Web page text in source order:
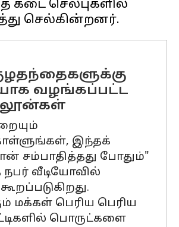
கடை செல்புகளில்
வழங்கப்பட்ட
இந்தக்
சம்பாதித்தது போதும்"
வீடியோவில்
மக்கள் பெரிய பெரிய
பொருட்களை